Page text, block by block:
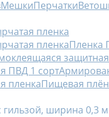
МешкиПерчатки
пленка
пленкаПленка
ПВД 1 сорт
пленкаПищевая
гильзой, ширина 0,3 м